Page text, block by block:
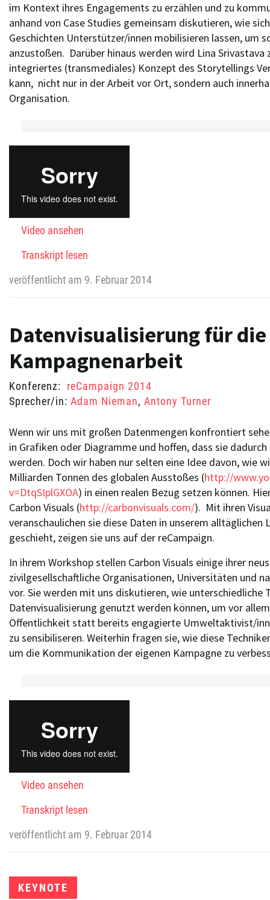
im Kontext ihres Engagements zu erzählen und zu
anhand von Case Studies gemeinsam diskutieren, wie
Geschichten Unterstützer/innen mobilisieren lassen, um
anzustoßen. Darüber hinaus werden wird Lina Srivastava
integriertes (transmediales) Konzept des Storytellings
kann, nicht nur in der Arbeit vor Ort, sondern auch
Organisation.
Video ansehen
Transkript lesen
veröffentlicht am 9. Februar 2014
Datenvisualisierung für die
Kampagnenarbeit
Konferenz: reCampaign 2014
Sprecher/in: Adam Nieman, Antony Turner
Wenn wir uns mit großen Datenmengen konfrontiert
in Grafiken oder Diagramme und hoffen, dass sie
werden. Doch wir haben nur selten eine Idee davon, wie
Milliarden Tonnen des globalen Ausstoßes (http://
v=DtqSIplGXOA) in einen realen Bezug setzen können.
Carbon Visuals (http://carbonvisuals.com/). Mit ihren
veranschaulichen sie diese Daten in unserem alltäglichen
geschieht, zeigen sie uns auf der reCampaign.
In ihrem Workshop stellen Carbon Visuals einige ihrer
zivilgesellschaftliche Organisationen, Universitäten und
vor. Sie werden mit uns diskutieren, wie unterschiedliche
Datenvisualisierung genutzt werden können, um vor
Öffentlichkeit statt bereits engagierte Umweltaktivist/
zu sensibiliseren. Weiterhin fragen sie, wie diese
um die Kommunikation der eigenen Kampagne zu
Video ansehen
Transkript lesen
veröffentlicht am 9. Februar 2014
KEYNOTE